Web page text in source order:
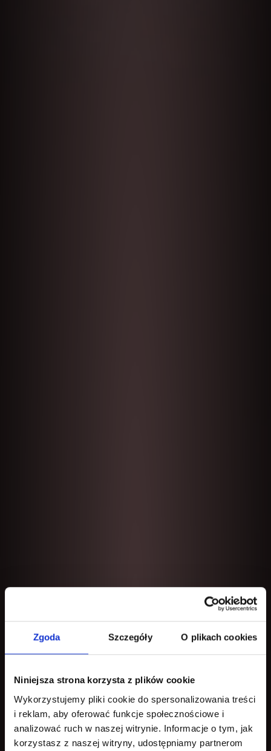
Zgoda Szczegóły O plikach cookies
Niniejsza strona korzysta z plików cookie
Wykorzystujemy pliki cookie do spersonalizowania treści
i reklam, aby oferować funkcje społecznościowe i
analizować ruch w naszej witrynie. Informacje o tym, jak
korzystasz z naszej witryny, udostępniamy partnerom